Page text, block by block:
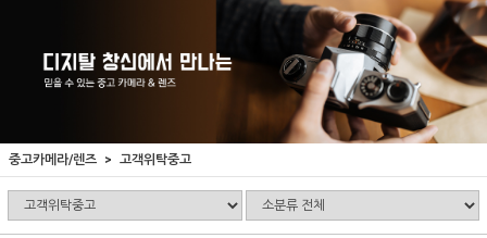
중고카메라/렌즈 고객위탁중고